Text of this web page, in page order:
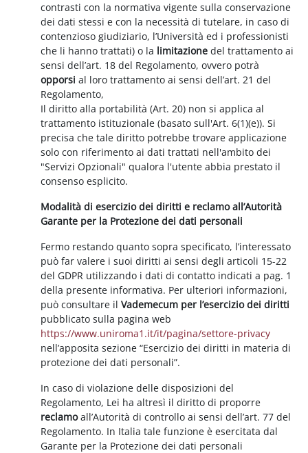
contrasti con la normativa vigente sulla conservazione
dei dati stessi e con la necessità di tutelare, in caso di
contenzioso giudiziario, l’Università ed i professionisti
che li hanno trattati) o la limitazione del trattamento ai
sensi dell’art. 18 del Regolamento, ovvero potrà
opporsi al loro trattamento ai sensi dell’art. 21 del
Regolamento,
Il diritto alla portabilità (Art. 20) non si applica al
trattamento istituzionale (basato sull'Art. 6(1)(e)). Si
precisa che tale diritto potrebbe trovare applicazione
solo con riferimento ai dati trattati nell'ambito dei
"Servizi Opzionali" qualora l'utente abbia prestato il
consenso esplicito.
Modalità di esercizio dei diritti e reclamo all’Autorità
Garante per la Protezione dei dati personali
Fermo restando quanto sopra specificato, l’interessato
può far valere i suoi diritti ai sensi degli articoli 15-22
del GDPR utilizzando i dati di contatto indicati a pag. 1
della presente informativa. Per ulteriori informazioni,
può consultare ilVademecum per l’esercizio dei diritti
pubblicato sulla pagina web
https://www.uniroma1.it/it/pagina/settore-privacy
nell’apposita sezione “Esercizio dei diritti in materia di
protezione dei dati personali”.
In caso di violazione delle disposizioni del
Regolamento, Lei ha altresì il diritto di proporre
reclamoall’Autorità di controllo ai sensi dell’art. 77 del
Regolamento. In Italia tale funzione è esercitata dal
Garante per la Protezione dei dati personali